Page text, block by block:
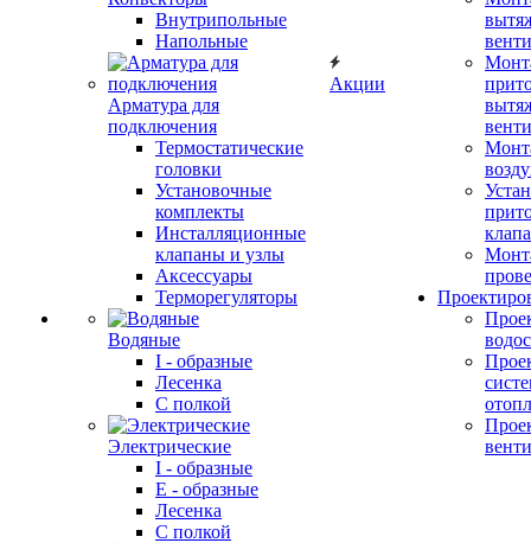
Внутрипольные
Напольные
Арматура для
подключения
Термостатические
головки
Установочные
комплекты
Инсталляционные
клапаны и узлы
Аксессуары
Терморегуляторы
Водяные
I - образные
Лесенка
С полкой
Электрические
I - образные
E - образные
Лесенка
С полкой
Акции